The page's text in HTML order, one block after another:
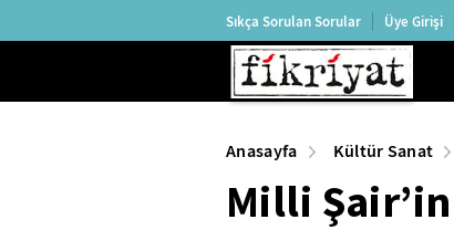
Sıkça Sorulan Sorular Üye Girişi
Anasayfa Kültür Sanat
Milli